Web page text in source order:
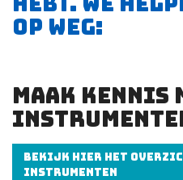
OP WEG:
MAAK KENNIS
BEKIJK HIER HET
INSTRUMENTEN